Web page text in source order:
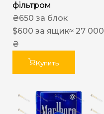
фільтром
₴650 за блок
$600 за ящик≈ 27 000
₴
Купить